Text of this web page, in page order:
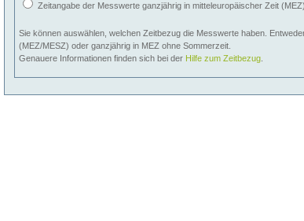
Zeitangabe der Messwerte ganzjährig in mitteleuropäischer Zeit
Sie können auswählen, welchen Zeitbezug die Messwerte haben.
(MEZ/MESZ) oder ganzjährig in MEZ ohne Sommerzeit.
Genauere Informationen finden sich bei der Hilfe zum Zeitbezug